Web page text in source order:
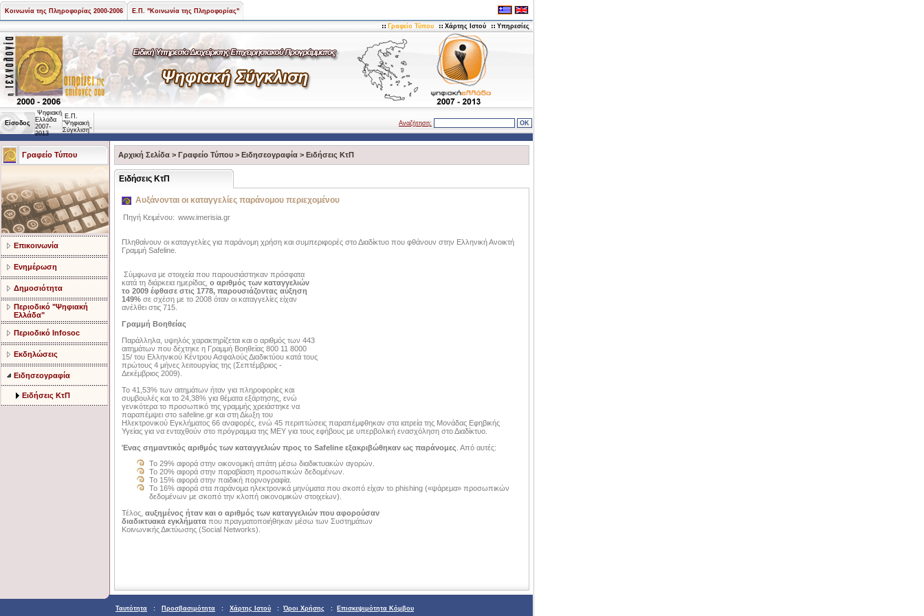
Κοινωνία της Πληροφορίας 2000-2006 Ε.Π. "Κοινωνία της Πληροφορίας"
Γραφείο Τύπου Χάρτης Ιστού Υπηρεσίες
Είσοδος
Ψηφιακή
Ελλάδα
2007-
2013
Ε.Π.
"Ψηφιακή
Σύγκλιση"
Αναζήτηση:
Γραφείο Τύπου
Επικοινωνία
Ενημέρωση
Δημοσιότητα
Περιοδικό "Ψηφιακή
Ελλάδα"
Περιοδικό Infosoc
Εκδηλώσεις
Ειδησεογραφία
Ειδήσεις ΚτΠ
Αρχική Σελίδα > Γραφείο Τύπου > Ειδησεογραφία > Ειδήσεις ΚτΠ
Ειδήσεις ΚτΠ
Αυξάνονται οι καταγγελίες παράνομου περιεχομένου
Πηγή Κειμένου: www.imerisia.gr
Πληθαίνουν οι καταγγελίες για παράνομη χρήση και συμπεριφορές στο Διαδίκτυο που φθάνουν στην Ελληνική Ανοικτή
Γραμμή Safeline.
Σύμφωνα με στοιχεία που παρουσιάστηκαν πρόσφατα
κατά τη διάρκεια ημερίδας, ο αριθμός των καταγγελιών
το 2009 έφθασε στις 1778, παρουσιάζοντας αύξηση
149% σε σχέση με το 2008 όταν οι καταγγελίες είχαν
ανέλθει στις 715.
Γραμμή Βοηθείας
Παράλληλα, υψηλός χαρακτηρίζεται και ο αριθμός των 443
αιτημάτων που δέχτηκε η Γραμμή Βοηθείας 800 11 8000
15/ του Ελληνικού Κέντρου Ασφαλούς Διαδικτύου κατά τους
πρώτους 4 μήνες λειτουργίας της (Σεπτέμβριος -
Δεκέμβριος 2009).
Το 41,53% των αιτημάτων ήταν για πληροφορίες και
συμβουλές και το 24,38% για θέματα εξάρτησης, ενώ
γενικότερα το προσωπικό της γραμμής χρειάστηκε να
παραπέμψει στο safeline.gr και στη Δίωξη του
Ηλεκτρονικού Εγκλήματος 66 αναφορές, ενώ 45 περιπτώσεις παραπέμφθηκαν στα ιατρεία της Μονάδας Εφηβικής
Υγείας για να ενταχθούν στο πρόγραμμα της ΜΕΥ για τους εφήβους με υπερβολική ενασχόληση στο Διαδίκτυο.
Ένας σημαντικός αριθμός των καταγγελιών προς το Safeline εξακριβώθηκαν ως παράνομες . Από αυτές:
Το 29% αφορά στην οικονομική απάτη μέσω διαδικτυακών αγορών.
Το 20% αφορά στην παραβίαση προσωπικών δεδομένων.
Το 15% αφορά στην παιδική πορνογραφία.
Το 16% αφορά στα παράνομα ηλεκτρονικά μηνύματα που σκοπό είχαν το phishing («ψάρεμα» προσωπικών
δεδομένων με σκοπό την κλοπή οικονομικών στοιχείων).
Τέλος, αυξημένος ήταν και ο αριθμός των καταγγελιών που αφορούσαν
διαδικτυακά εγκλήματα που πραγματοποιήθηκαν μέσω των Συστημάτων
Κοινωνικής Δικτύωσης (Social Networks).
Ταυτότητα : Προσβασιμότητα : Χάρτης Ιστού : Όροι Χρήσης : Επισκεψιμότητα Κόμβου